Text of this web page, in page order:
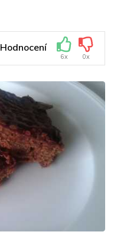
Hodnocení
6x 0x